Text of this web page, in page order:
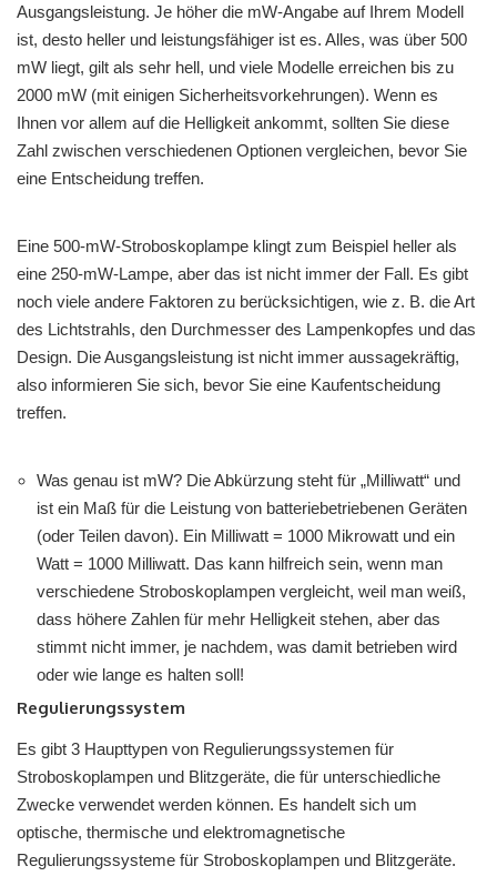
Ausgangsleistung. Je höher die mW-Angabe auf Ihrem Modell
ist, desto heller und leistungsfähiger ist es. Alles, was über 500
mW liegt, gilt als sehr hell, und viele Modelle erreichen bis zu
2000 mW (mit einigen Sicherheitsvorkehrungen). Wenn es
Ihnen vor allem auf die Helligkeit ankommt, sollten Sie diese
Zahl zwischen verschiedenen Optionen vergleichen, bevor Sie
eine Entscheidung treffen.
Eine 500-mW-Stroboskoplampe klingt zum Beispiel heller als
eine 250-mW-Lampe, aber das ist nicht immer der Fall. Es gibt
noch viele andere Faktoren zu berücksichtigen, wie z. B. die Art
des Lichtstrahls, den Durchmesser des Lampenkopfes und das
Design. Die Ausgangsleistung ist nicht immer aussagekräftig,
also informieren Sie sich, bevor Sie eine Kaufentscheidung
treffen.
Was genau ist mW? Die Abkürzung steht für „Milliwatt“ und
ist ein Maß für die Leistung von batteriebetriebenen Geräten
(oder Teilen davon). Ein Milliwatt = 1000 Mikrowatt und ein
Watt = 1000 Milliwatt. Das kann hilfreich sein, wenn man
verschiedene Stroboskoplampen vergleicht, weil man weiß,
dass höhere Zahlen für mehr Helligkeit stehen, aber das
stimmt nicht immer, je nachdem, was damit betrieben wird
oder wie lange es halten soll!
Regulierungssystem
Es gibt 3 Haupttypen von Regulierungssystemen für
Stroboskoplampen und Blitzgeräte, die für unterschiedliche
Zwecke verwendet werden können. Es handelt sich um
optische, thermische und elektromagnetische
Regulierungssysteme für Stroboskoplampen und Blitzgeräte.